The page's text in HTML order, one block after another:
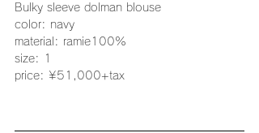
Bulky sleeve dolman blouse
color: navy
material: ramie100%
size: 1
price: ¥51,000+tax